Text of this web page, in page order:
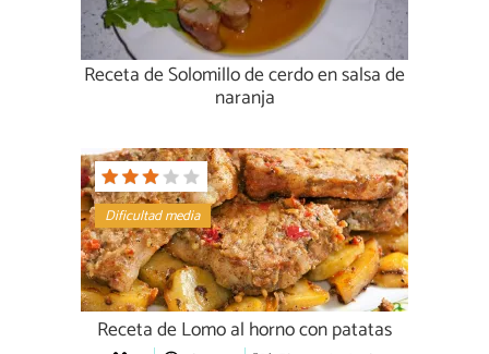
Receta de Solomillo de cerdo en salsa de
naranja
Dificultad media
Receta de Lomo al horno con patatas